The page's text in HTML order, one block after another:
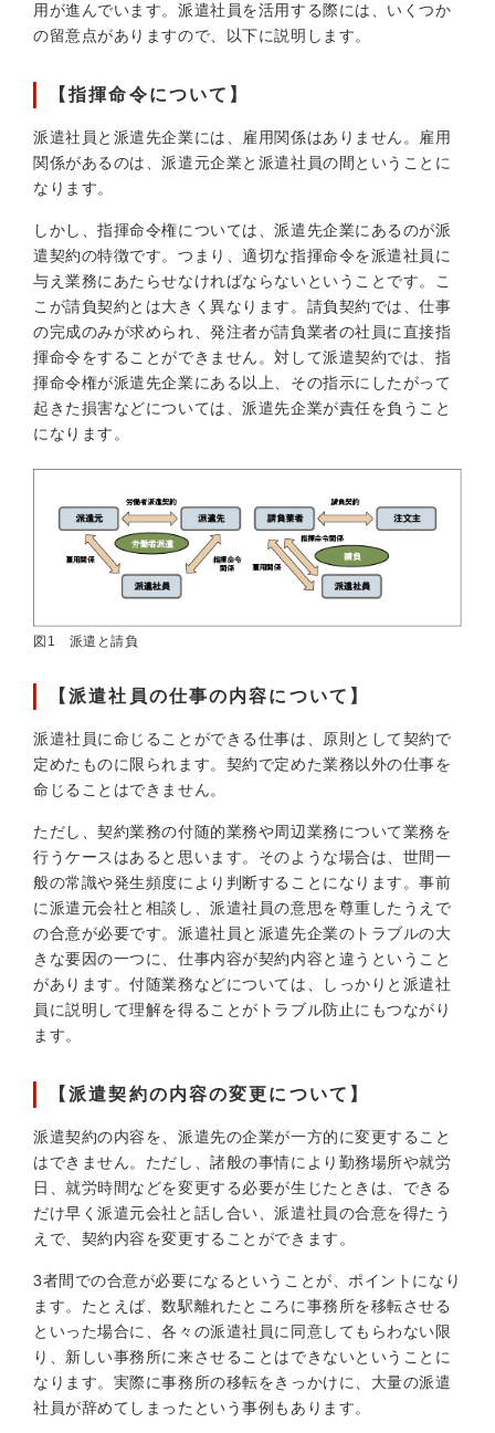
用が進んでいます。派遣社員を活用する際には、いくつか
の留意点がありますので、以下に説明します。
【指揮命令について】
派遣社員と派遣先企業には、雇用関係はありません。雇用
関係があるのは、派遣元企業と派遣社員の間ということに
なります。
しかし、指揮命令権については、派遣先企業にあるのが派
遣契約の特徴です。つまり、適切な指揮命令を派遣社員に
与え業務にあたらせなければならないということです。こ
こが請負契約とは大きく異なります。請負契約では、仕事
の完成のみが求められ、発注者が請負業者の社員に直接指
揮命令をすることができません。対して派遣契約では、指
揮命令権が派遣先企業にある以上、その指示にしたがって
起きた損害などについては、派遣先企業が責任を負うこと
になります。
図1 派遣と請負
【派遣社員の仕事の内容について】
派遣社員に命じることができる仕事は、原則として契約で
定めたものに限られます。契約で定めた業務以外の仕事を
命じることはできません。
ただし、契約業務の付随的業務や周辺業務について業務を
行うケースはあると思います。そのような場合は、世間一
般の常識や発生頻度により判断することになります。事前
に派遣元会社と相談し、派遣社員の意思を尊重したうえで
の合意が必要です。派遣社員と派遣先企業のトラブルの大
きな要因の一つに、仕事内容が契約内容と違うということ
があります。付随業務などについては、しっかりと派遣社
員に説明して理解を得ることがトラブル防止にもつながり
ます。
【派遣契約の内容の変更について】
派遣契約の内容を、派遣先の企業が一方的に変更すること
はできません。ただし、諸般の事情により勤務場所や就労
日、就労時間などを変更する必要が生じたときは、できる
だけ早く派遣元会社と話し合い、派遣社員の合意を得たう
えで、契約内容を変更することができます。
3者間での合意が必要になるということが、ポイントになり
ます。たとえば、数駅離れたところに事務所を移転させる
といった場合に、各々の派遣社員に同意してもらわない限
り、新しい事務所に来させることはできないということに
なります。実際に事務所の移転をきっかけに、大量の派遣
社員が辞めてしまったという事例もあります。